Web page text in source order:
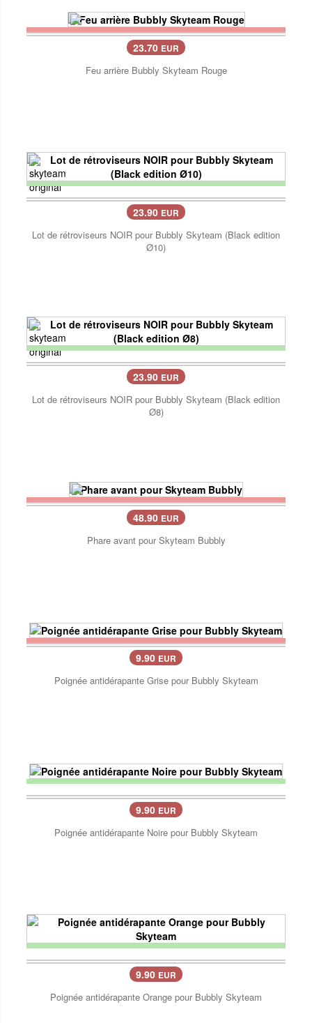
23.70 EUR
Feu arrière Bubbly Skyteam Rouge
23.90 EUR
Lot de rétroviseurs NOIR pour Bubbly Skyteam (Black edition
Ø10)
23.90 EUR
Lot de rétroviseurs NOIR pour Bubbly Skyteam (Black edition
Ø8)
48.90 EUR
Phare avant pour Skyteam Bubbly
9.90 EUR
Poignée antidérapante Grise pour Bubbly Skyteam
9.90 EUR
Poignée antidérapante Noire pour Bubbly Skyteam
9.90 EUR
Poignée antidérapante Orange pour Bubbly Skyteam